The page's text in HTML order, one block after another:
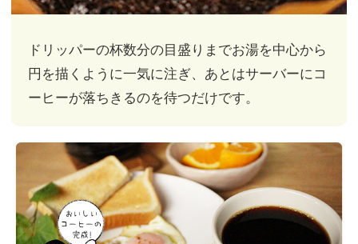
ドリッパーの杯数分の目盛りまでお湯を中心から
円を描くように一気に注ぎ、あとはサーバーにコ
ーヒーが落ちきるのを待つだけです。